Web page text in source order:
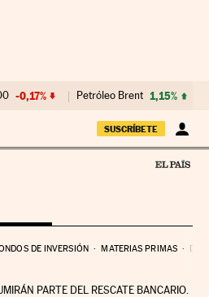
-0,17% Petróleo Brent 1,15%
SUSCRÍBETE
DE INVERSIÓN MATERIAS PRIMAS
PARTE DEL RESCATE BANCARIO.